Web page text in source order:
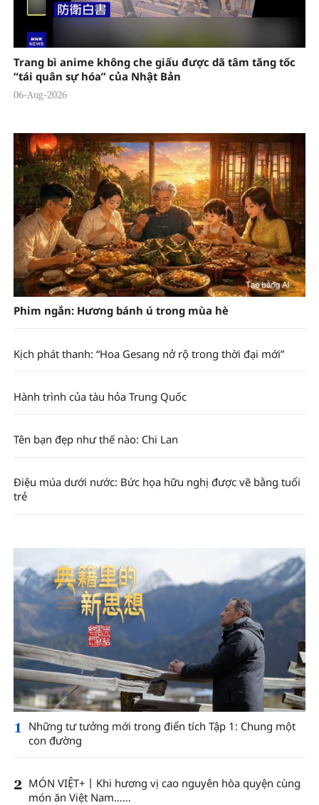
Trang bì anime không che giấu được dã tâm tăng tốc
“tái quân sự hóa” của Nhật Bản
06-Aug-2026
Phim ngắn: Hương bánh ú trong mùa hè
Kịch phát thanh: “Hoa Gesang nở rộ trong thời đại mới”
Hành trình của tàu hỏa Trung Quốc
Tên bạn đẹp như thế nào: Chi Lan
Điệu múa dưới nước: Bức họa hữu nghị được vẽ bằng tuổi
trẻ
1
Những tư tưởng mới trong điển tích Tập 1: Chung một
con đường
2 MÓN VIỆT+丨Khi hương vị cao nguyên hòa quyện cùng
món ăn Việt Nam……